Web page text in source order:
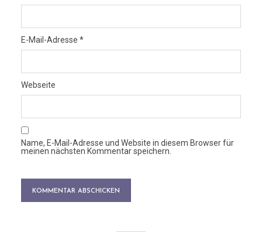
E-Mail-Adresse *
Webseite
Name, E-Mail-Adresse und Website in diesem Browser für
meinen nächsten Kommentar speichern.